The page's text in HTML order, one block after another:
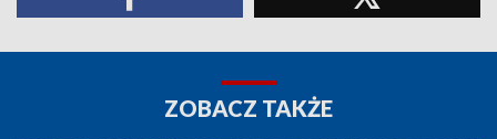
ZOBACZ TAKŻE